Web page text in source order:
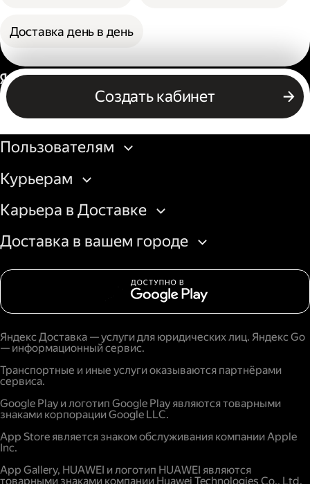
Доставка день в день
Создать кабинет
Россия
Бизнесу
Пользователям
Курьерам
Карьера в Доставке
Доставка в вашем городе
Яндекс Доставка — услуги для юридических лиц. Яндекс Go
— информационный сервис.
Транспортные и иные услуги оказываются партнёрами
сервиса.
Google Play и логотип Google Play являются товарными
знаками корпорации Google LLC.
App Store является знаком обслуживания компании Apple
Inc.
App Gallery, HUAWEI и логотип HUAWEI являются
товарными знаками компании Huawei Technologies Co., Ltd.